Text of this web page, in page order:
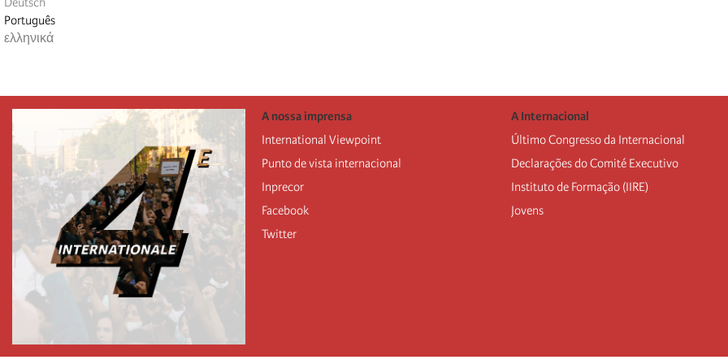
Português
ελληνικά
A nossa imprensa
International Viewpoint
Punto de vista internacional
Inprecor
Facebook
Twitter
A Internacional
Último Congresso da Internacional
Declarações do Comité Executivo
Instituto de Formação (IIRE)
Jovens